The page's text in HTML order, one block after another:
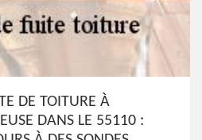
DE TOITURE À
DANS LE 55110 :